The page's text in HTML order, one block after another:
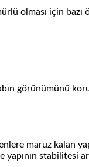
olması için
görünümünü
maruz kalan
yapının stabilitesi